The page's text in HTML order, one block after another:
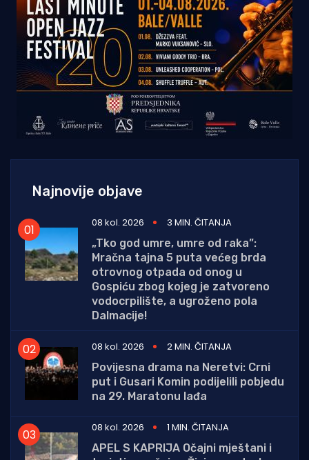
Najnovije objave
08 kol. 2026
3 MIN. ČITANJA
„Tko god umre, umre od raka”:
Mračna tajna 5 puta većeg brda
otrovnog otpada od onog u
Gospiću zbog kojeg je zatvoreno
vodocrpilište, a ugroženo pola
Dalmacije!
08 kol. 2026
2 MIN. ČITANJA
Povijesna drama na Neretvi: Crni
put i Gusari Komin podijelili pobjedu
na 29. Maratonu lađa
08 kol. 2026
1 MIN. ČITANJA
APEL S KAPRIJA Očajni mještani i